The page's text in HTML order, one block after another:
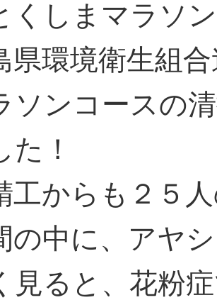
くしまマラソ
県環境衛生組
ソンコースの
た！
工からも２５
の中に、アヤ
見ると、花粉